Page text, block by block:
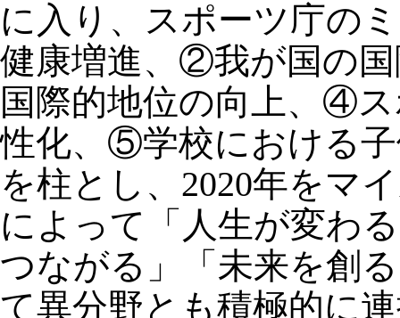
に入り、スポーツ庁の
健康増進、②我が国の
国際的地位の向上、④
性化、⑤学校における
を柱とし、2020年をマ
によって「人生が変わ
つながる」「未来を創
て異分野とも積極的に